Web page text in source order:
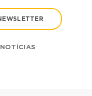
NOTÍCIAS